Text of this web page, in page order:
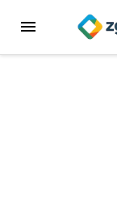
MENU